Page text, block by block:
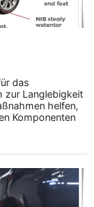
das
zur Langlebigkeit
helfen,
Komponenten